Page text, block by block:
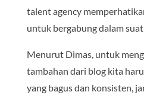
talent agency
untuk bergabung dalam
Menurut Dimas, untuk
tambahan dari blog kita
yang bagus dan konsisten,